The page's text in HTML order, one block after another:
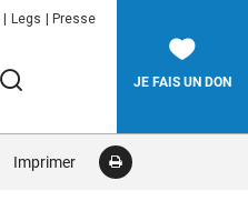
Legs Presse
JE FAIS UN DON
Imprimer